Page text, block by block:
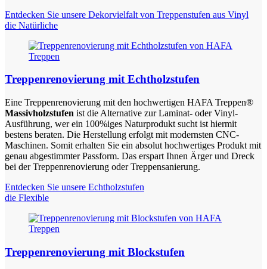
Entdecken Sie unsere Dekorvielfalt von Treppenstufen aus Vinyl
die Natürliche
Treppenrenovierung mit Echtholzstufen
Eine Treppenrenovierung mit den hochwertigen HAFA Treppen®
Massivholzstufen ist die Alternative zur Laminat- oder Vinyl-
Ausführung, wer ein 100%iges Naturprodukt sucht ist hiermit
bestens beraten. Die Herstellung erfolgt mit modernsten CNC-
Maschinen. Somit erhalten Sie ein absolut hochwertiges Produkt mit
genau abgestimmter Passform. Das erspart Ihnen Ärger und Dreck
bei der Treppenrenovierung oder Treppensanierung.
Entdecken Sie unsere Echtholzstufen
die Flexible
Treppenrenovierung mit Blockstufen